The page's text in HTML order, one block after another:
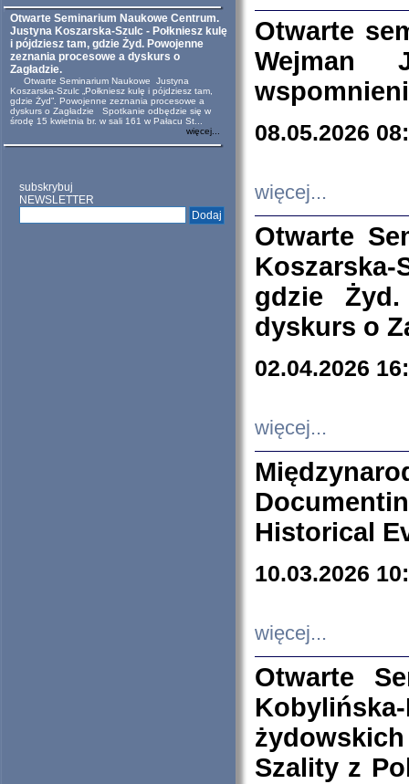
Otwarte Seminarium Naukowe Centrum.
Justyna Koszarska-Szulc - Połkniesz kulę
i pójdziesz tam, gdzie Żyd. Powojenne
zeznania procesowe a dyskurs o
Zagładzie.
Otwarte Seminarium Naukowe Justyna
Koszarska-Szulc „Połkniesz kulę i pójdziesz tam,
gdzie Żyd”. Powojenne zeznania procesowe a
dyskurs o Zagładzie Spotkanie odbędzie się w
środę 15 kwietnia br. w sali 161 w Pałacu St...
więcej...
subskrybuj
NEWSLETTER
Otwarte
Wejman
08.05.2026
więcej...
Otwarte
Koszarska-
gdzie
dyskurs o
02.04.2026
więcej...
Historical
10.03.2026
więcej...
Otwarte
Szality z